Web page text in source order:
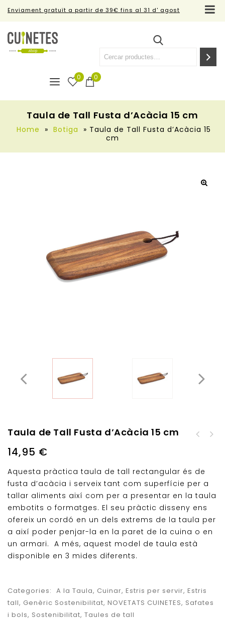
Enviament gratuït a partir de 39€ fins al 31 d' agost
0
0
Taula de Tall Fusta d’Acàcia 15 cm
Home » Botiga » Taula de Tall Fusta d’Acàcia 15
cm
Taula de Tall Fusta d’Acàcia 15 cm
14,95 €
Aquesta pràctica taula de tall rectangular és de
fusta d’acàcia i serveix tant com superfície per a
tallar aliments així com per a presentar en la taula
embotits o formatges. El seu pràctic disseny ens
ofereix un cordó en un dels extrems de la taula per
a així poder penjar-la en la paret de la cuina o en
un armari. A més, aquest model de taula està
disponible en 3 mides diferents.
Categories: A la Taula, Cuinar, Estris per servir, Estris
tall, Genèric Sostenibilitat, NOVETATS CUINETES, Safates
i bols, Sostenibilitat, Taules de tall